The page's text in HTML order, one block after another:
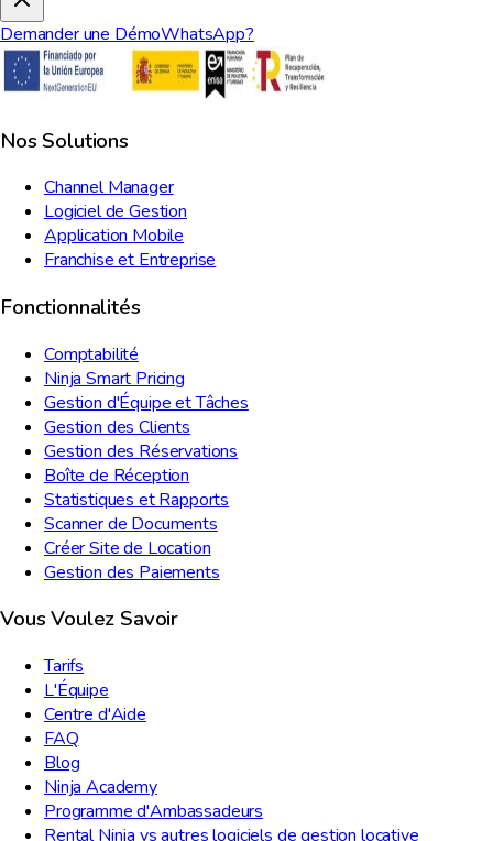
Demander une DémoWhatsApp?
Nos Solutions
Channel Manager
Logiciel de Gestion
Application Mobile
Franchise et Entreprise
Fonctionnalités
Comptabilité
Ninja Smart Pricing
Gestion d'Équipe et Tâches
Gestion des Clients
Gestion des Réservations
Boîte de Réception
Statistiques et Rapports
Scanner de Documents
Créer Site de Location
Gestion des Paiements
Vous Voulez Savoir
Tarifs
L'Équipe
Centre d'Aide
FAQ
Blog
Ninja Academy
Programme d'Ambassadeurs
Rental Ninja vs autres logiciels de gestion locative